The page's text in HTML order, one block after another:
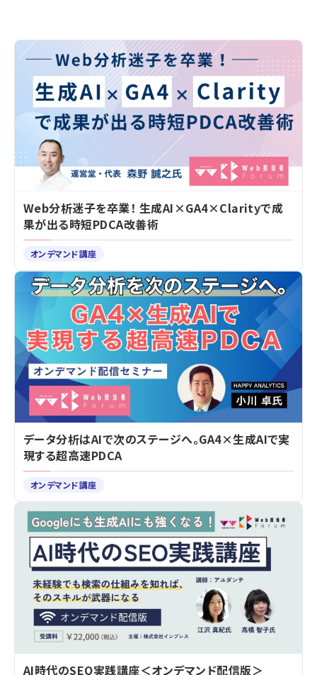
Web分析迷子を卒業！ 生成AI×GA4×Clarityで成
果が出る時短PDCA改善術
オンデマンド講座
データ分析はAIで次のステージへ。GA4×生成AIで実
現する超高速PDCA
オンデマンド講座
AI時代のSEO実践講座＜オンデマンド配信版＞